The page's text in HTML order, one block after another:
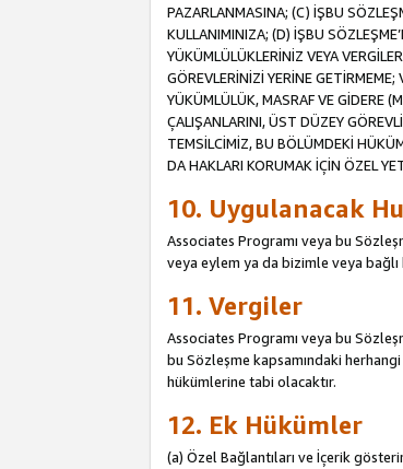
PAZARLANMASINA; (C) İŞBU
KULLANIMINIZA; (D) İŞBU
YÜKÜMLÜLÜKLERİNİZ VEYA
GÖREVLERİNİZİ YERİNE
YÜKÜMLÜLÜK, MASRAF VE GİDERE
ÇALIŞANLARINI, ÜST DÜZEY
TEMSİLCİMİZ, BU BÖLÜMDEKİ
DA HAKLARI KORUMAK İÇİN ÖZEL
10. Uygulanacak
Associates Programı veya bu
veya eylem ya da bizimle veya
11. Vergiler
Associates Programı veya bu
bu Sözleşme kapsamındaki
hükümlerine tabi olacaktır.
12. Ek Hükümler
(a) Özel Bağlantıları ve İçerik